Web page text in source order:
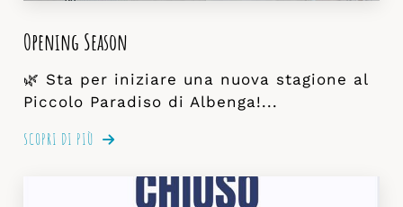
Opening Season
🌿 Sta per iniziare una nuova stagione al
Piccolo Paradiso di Albenga!...
SCOPRI DI PIÙ